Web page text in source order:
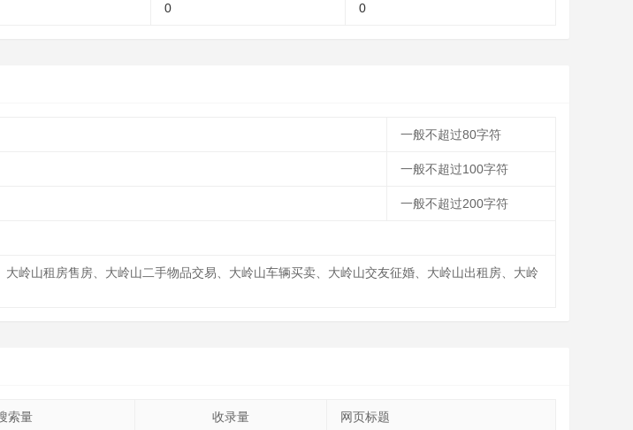
0 0
一般不超过80字符
一般不超过100字符
一般不超过200字符
岭山租房售房、大岭山二手物品交易、大岭山车辆买卖、大岭山交友征婚、大岭山出租房、大岭
索量 收录量 网页标题